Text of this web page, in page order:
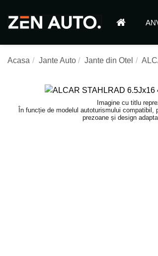
Acasa Jante Auto Jante din Otel
Imagine cu titlu
În funcție de modelul autoturismului
prezoane și design